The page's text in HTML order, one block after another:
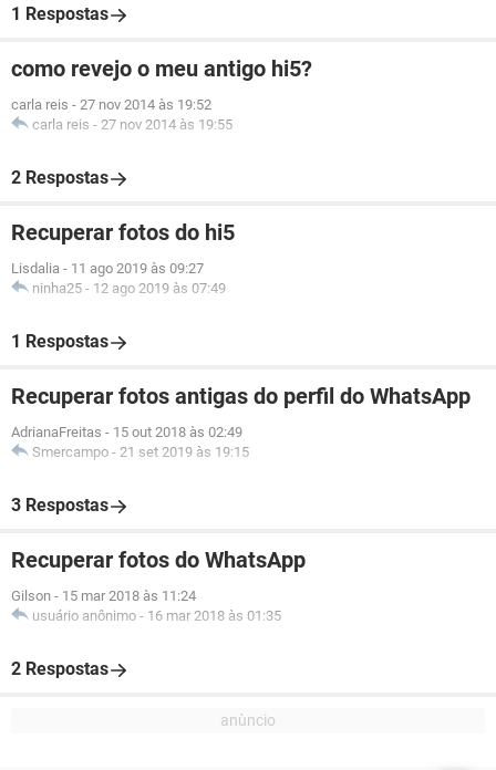
1 Respostas
como revejo o meu antigo hi5?
carla reis - 27 nov 2014 às 19:52
carla reis - 27 nov 2014 às 19:55
2 Respostas
Recuperar fotos do hi5
Lisdalia - 11 ago 2019 às 09:27
ninha25 - 12 ago 2019 às 07:49
1 Respostas
Recuperar fotos antigas do perfil do WhatsApp
AdrianaFreitas - 15 out 2018 às 02:49
Smercampo - 21 set 2019 às 19:15
3 Respostas
Recuperar fotos do WhatsApp
Gilson - 15 mar 2018 às 11:24
usuário anônimo - 16 mar 2018 às 01:35
2 Respostas